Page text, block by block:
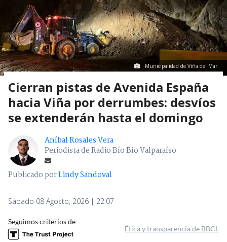
Municipalidad de Viña del Mar.
Cierran pistas de Avenida España
hacia Viña por derrumbes: desvíos
se extenderán hasta el domingo
Aníbal Rosales Vera
Periodista de Radio Bío Bío Valparaíso
Publicado porLindy Sandoval
Sábado 08 Agosto, 2026 | 22:07
Seguimos criterios de
Ética y transparencia de BBCL